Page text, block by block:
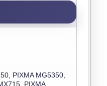
PIXMA MG5350,
PIXMA